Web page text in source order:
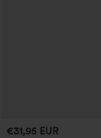
€31,95 EUR